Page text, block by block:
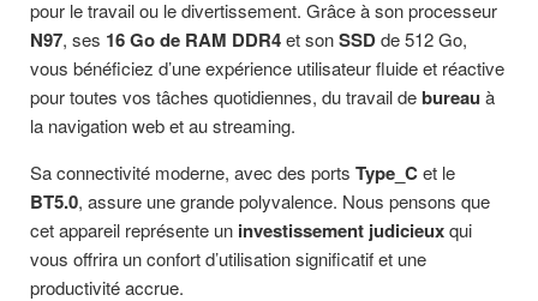
pour le travail ou le divertissement. Grâce à son processeur
N97, ses 16 Go de RAM DDR4et sonSSDde 512 Go,
vous bénéficiez d’une expérience utilisateur fluide et réactive
pour toutes vos tâches quotidiennes, du travail debureau à
la navigation web et au streaming.
Sa connectivité moderne, avec des ports Type_Cet le
BT5.0, assure une grande polyvalence. Nous pensons que
cet appareil représente un investissement judicieuxqui
vous offrira un confort d’utilisation significatif et une
productivité accrue.